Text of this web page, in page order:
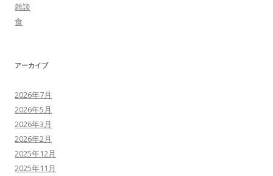
雑談
食
アーカイブ
2026年7月
2026年5月
2026年3月
2026年2月
2025年12月
2025年11月